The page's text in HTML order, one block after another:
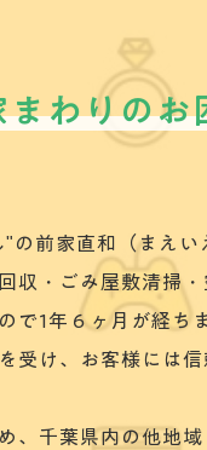
まわりのお
前家直和（まえい
収・ごみ屋敷清掃
で1年６ヶ月が経ち
受け、お客様には
、千葉県内の他地